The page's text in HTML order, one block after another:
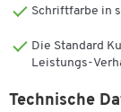
Schriftfarbe in
Die Standard
Leistungs-
Technische